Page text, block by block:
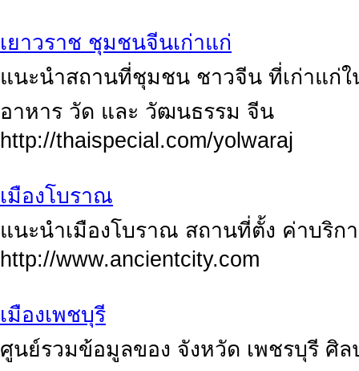
เยาวราช ชุมชนจีนเก่าแก่
แนะนำสถานที่ชุมชน ชาวจีน ที่เก่าแก่ใ
อาหาร วัด และ วัฒนธรรม จีน
http://thaispecial.com/yolwaraj
เมืองโบราณ
แนะนำเมืองโบราณ สถานที่ตั้ง ค่าบริก
http://www.ancientcity.com
เมืองเพชบุรี
ศูนย์รวมข้อมูลของ จังหวัด เพชรบุรี ศิ